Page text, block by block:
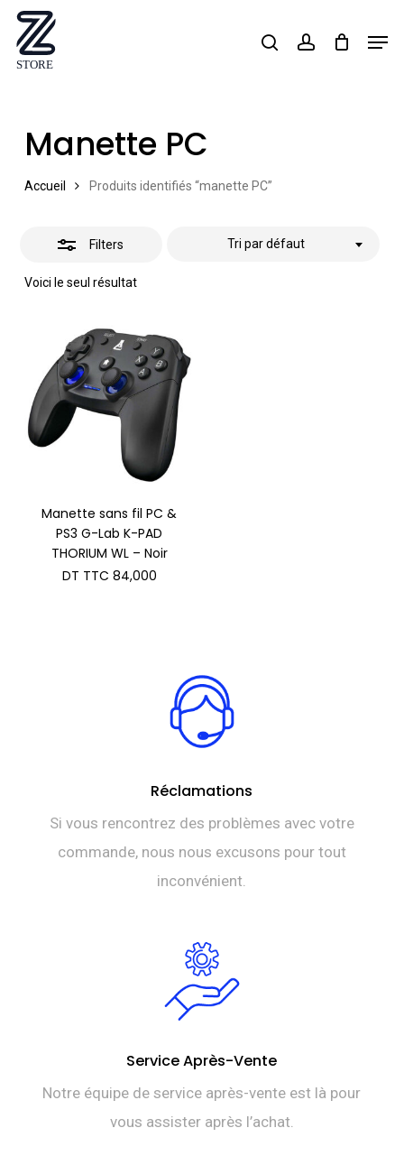
Skip
main
searchaccount
Manette PC
Accueil Produits identifiés “manette PC”
Filters
Voici le seul résultat
Tri par défaut
Close
Manette sans fil PC &
PS3 G-Lab K-PAD
THORIUM WL – Noir
DT TTC 84,000
Réclamations
Si vous rencontrez des problèmes avec votre
commande, nous nous excusons pour tout
inconvénient.
Service Après-Vente
Notre équipe de service après-vente est là pour
vous assister après l’achat.